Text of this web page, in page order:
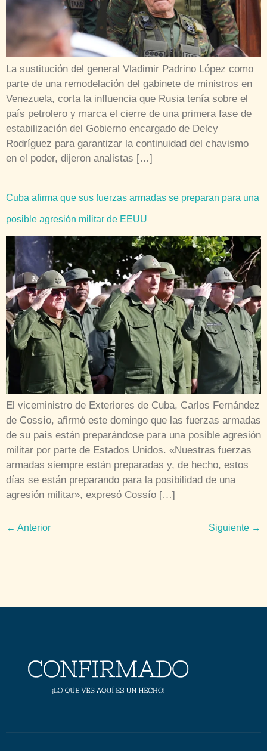
La sustitución del general Vladimir Padrino López como
parte de una remodelación del gabinete de ministros en
Venezuela, corta la influencia que Rusia tenía sobre el
país petrolero y marca el cierre de una primera fase de
estabilización del Gobierno encargado de Delcy
Rodríguez para garantizar la continuidad del chavismo
en el poder, dijeron analistas […]
Cuba afirma que sus fuerzas armadas se preparan para una
posible agresión militar de EEUU
El viceministro de Exteriores de Cuba, Carlos Fernández
de Cossío, afirmó este domingo que las fuerzas armadas
de su país están preparándose para una posible agresión
militar por parte de Estados Unidos. «Nuestras fuerzas
armadas siempre están preparadas y, de hecho, estos
días se están preparando para la posibilidad de una
agresión militar», expresó Cossío […]
← Anterior Siguiente →